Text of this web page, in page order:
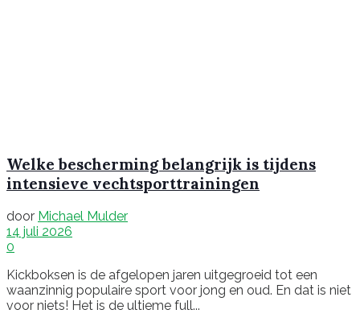
Welke bescherming belangrijk is tijdens
intensieve vechtsporttrainingen
door Michael Mulder
14 juli 2026
0
Kickboksen is de afgelopen jaren uitgegroeid tot een
waanzinnig populaire sport voor jong en oud. En dat is niet
voor niets! Het is de ultieme full...